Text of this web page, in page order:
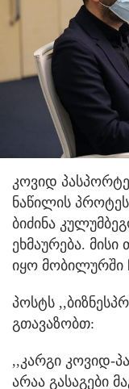
​კოვიდ
ნაწილის
ბიძინა
ეხმაურება.
იყო მობილურში
პოსტს
გთავაზობთ:
,,კარგი კოვიდ-
არაა გასაგები